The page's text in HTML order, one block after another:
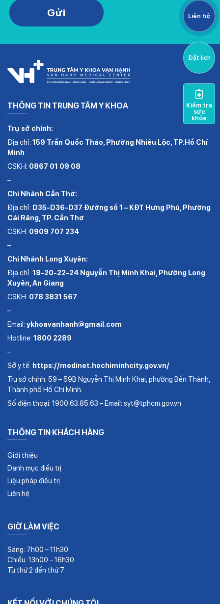
THÔNG TIN TRUNG TÂM Y KHOA
Trụ sở chính:
Địa chỉ: 159 Trần Quốc Thảo, Phường Nhiêu Lộc, TP.Hồ Chí
Minh
CSKH: 0867 01 09 08
–
Chi Nhánh Cần Thơ:
Địa chỉ: D35-D36-D37 Đường số 1 – KĐT Hưng Phú, Phường
Cái Răng, TP. Cần Thơ
CSKH: 0909 707 234
–
Chi Nhánh Long Xuyên:
Địa chỉ: 18-20-22-24 Nguyễn Thị Minh Khai, Phường Long
Xuyên, An Giang
CSKH: 078 3831 567
–
Email: ykhoavanhanh@gmail.com
Hotline: 1800 2289
–
Sở y tế: https://medinet.hochiminhcity.gov.vn/
Trụ sở chính: 59 – 59B Nguyễn Thị Minh Khai, phường Bến Thành,
Thành phố Hồ Chí Minh.
Số điện thoại: 1900.63.85.63 – Email: syt@tphcm.gov.vn
THÔNG TIN KHÁCH HÀNG
Giới thiệu
Danh mục điều trị
Liệu pháp điều trị
Liên hệ
GIỜ LÀM VIỆC
Sáng: 7h00 – 11h30
Chiều: 13h00 – 16h30
Từ thứ 2 đến thứ 7
Gửi Liên hệ
Đặt lịch
Kiểm tra
sức
khỏe